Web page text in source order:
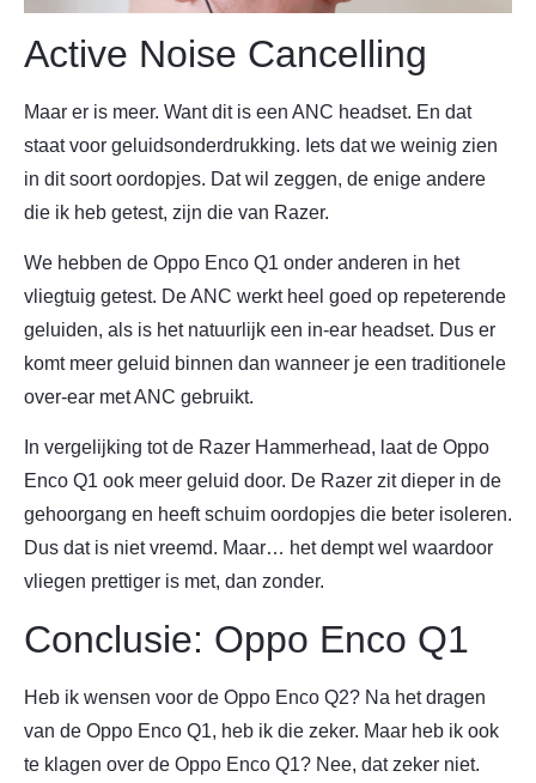
Active Noise Cancelling
Maar er is meer. Want dit is een ANC headset. En dat
staat voor geluidsonderdrukking. Iets dat we weinig zien
in dit soort oordopjes. Dat wil zeggen, de enige andere
die ik heb getest, zijn die van Razer.
We hebben de Oppo Enco Q1 onder anderen in het
vliegtuig getest. De ANC werkt heel goed op repeterende
geluiden, als is het natuurlijk een in-ear headset. Dus er
komt meer geluid binnen dan wanneer je een traditionele
over-ear met ANC gebruikt.
In vergelijking tot de Razer Hammerhead, laat de Oppo
Enco Q1 ook meer geluid door. De Razer zit dieper in de
gehoorgang en heeft schuim oordopjes die beter isoleren.
Dus dat is niet vreemd. Maar… het dempt wel waardoor
vliegen prettiger is met, dan zonder.
Conclusie: Oppo Enco Q1
Heb ik wensen voor de Oppo Enco Q2? Na het dragen
van de Oppo Enco Q1, heb ik die zeker. Maar heb ik ook
te klagen over de Oppo Enco Q1? Nee, dat zeker niet.